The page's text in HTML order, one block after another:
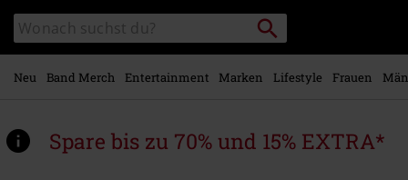
Hauptinhalt
springen
Katalog
durchsuchen
Packstation
suchen
Neu Band Merch Entertainment Marken Lifestyle Frauen
Spare bis zu 70% und 15% EXTRA*